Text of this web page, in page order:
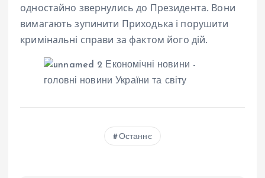
одностайно звернулись до Президента. Вони
вимагають зупинити Приходька і порушити
кримінальні справи за фактом його дій.
Останнє